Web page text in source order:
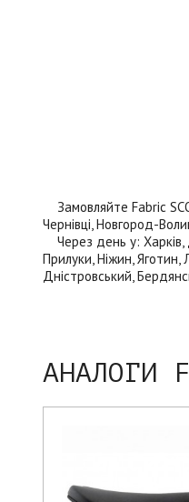
Замовляйте Fabric
Чернівці, Новгород-
Через день у: Харків,
Прилуки, Ніжин, Яготин,
Дністровський,
АНАЛОГИ